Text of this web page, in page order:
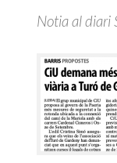
Notia al diari